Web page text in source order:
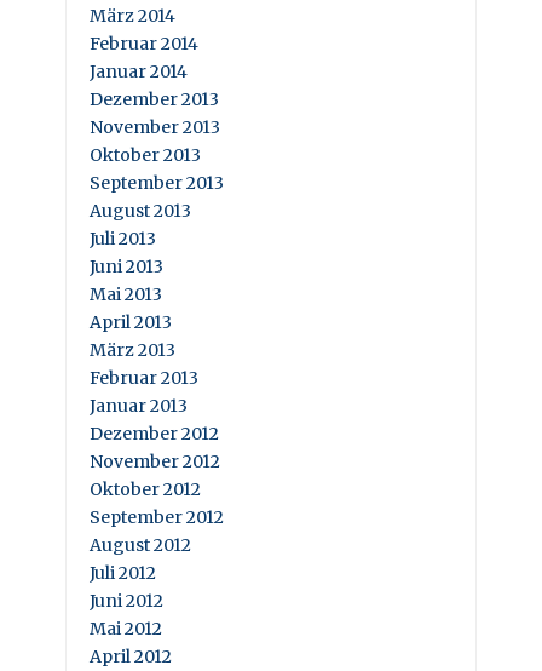
März 2014
Februar 2014
Januar 2014
Dezember 2013
November 2013
Oktober 2013
September 2013
August 2013
Juli 2013
Juni 2013
Mai 2013
April 2013
März 2013
Februar 2013
Januar 2013
Dezember 2012
November 2012
Oktober 2012
September 2012
August 2012
Juli 2012
Juni 2012
Mai 2012
April 2012